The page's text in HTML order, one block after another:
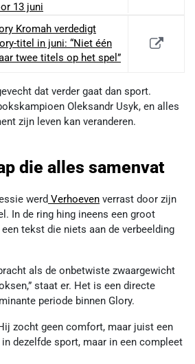
13 juni
Kromah verdedigt
titel in juni: “Niet één
twee titels op het spel”
dat verder gaat dan sport.
Oleksandr Usyk, en alles
zijn leven kan veranderen.
die alles samenvat
werd Verhoeven verrast door zijn
In de ring hing ineens een groot
tekst die niets aan de verbeelding
als de onbetwiste zwaargewicht
staat er. Het is een directe
periode binnen Glory.
zocht geen comfort, maar juist een
dezelfde sport, maar in een compleet